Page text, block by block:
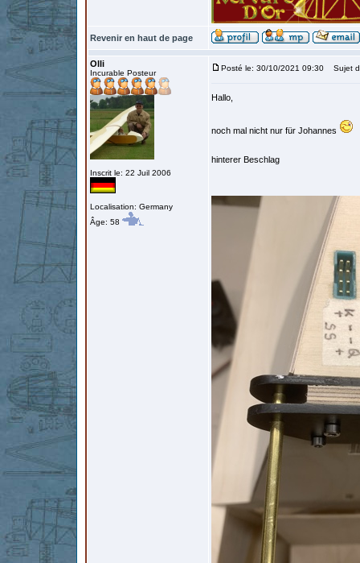
Revenir en haut de page
Olli
Incurable Posteur
Inscrit le: 22 Juil 2006
Localisation: Germany
Âge: 58
Posté le: 30/10/2021 09:30 Sujet
Hallo,
noch mal nicht nur für Johannes
hinterer Beschlag